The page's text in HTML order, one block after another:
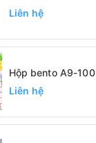
Liên hệ
Hộp bento A9-100
Liên hệ